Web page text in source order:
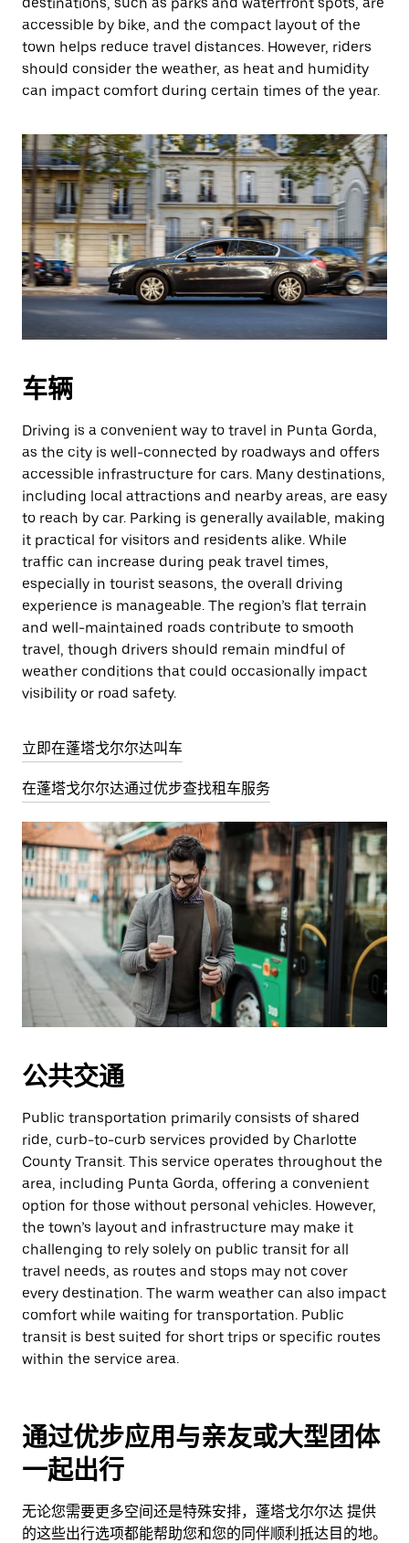
accessible by bike, and the compact layout of the
town helps reduce travel distances. However, riders
should consider the weather, as heat and humidity
can impact comfort during certain times of the year.
车辆
Driving is a convenient way to travel in Punta Gorda,
as the city is well-connected by roadways and offers
accessible infrastructure for cars. Many destinations,
including local attractions and nearby areas, are easy
to reach by car. Parking is generally available, making
it practical for visitors and residents alike. While
traffic can increase during peak travel times,
especially in tourist seasons, the overall driving
experience is manageable. The region’s flat terrain
and well-maintained roads contribute to smooth
travel, though drivers should remain mindful of
weather conditions that could occasionally impact
visibility or road safety.
立即在蓬塔戈尔尔达叫车
在蓬塔戈尔尔达通过优步查找租车服务
公共交通
Public transportation primarily consists of shared
ride, curb-to-curb services provided by Charlotte
County Transit. This service operates throughout the
area, including Punta Gorda, offering a convenient
option for those without personal vehicles. However,
the town’s layout and infrastructure may make it
challenging to rely solely on public transit for all
travel needs, as routes and stops may not cover
every destination. The warm weather can also impact
comfort while waiting for transportation. Public
transit is best suited for short trips or specific routes
within the service area.
通过优步应用与亲友或大型团体
一起出行
无论您需要更多空间还是特殊安排，蓬塔戈尔尔达 提供
的这些出行选项都能帮助您和您的同伴顺利抵达目的地。